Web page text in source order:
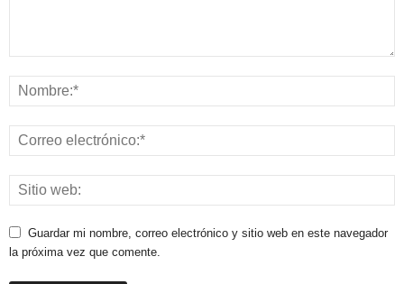
Guardar mi nombre, correo electrónico y sitio web en este navegador
la próxima vez que comente.